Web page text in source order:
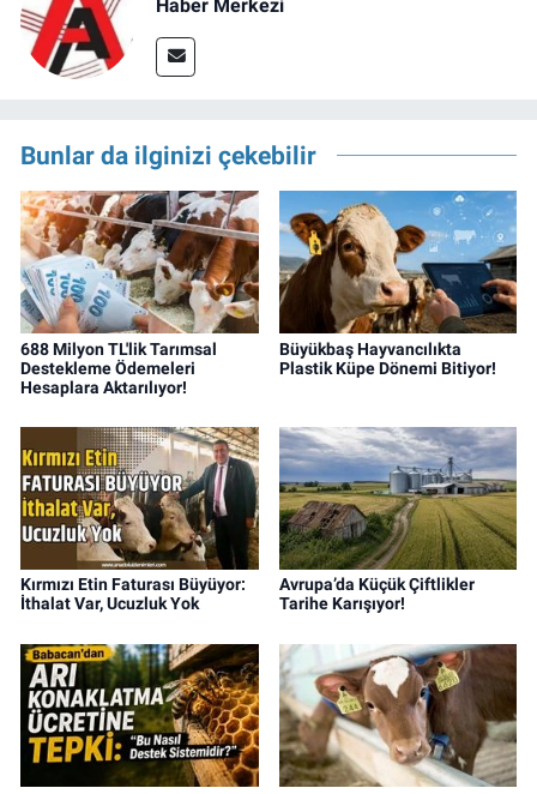
Haber Merkezi
Bunlar da ilginizi çekebilir
688 Milyon TL'lik Tarımsal
Destekleme Ödemeleri
Hesaplara Aktarılıyor!
Büyükbaş Hayvancılıkta
Plastik Küpe Dönemi Bitiyor!
Kırmızı Etin Faturası Büyüyor:
İthalat Var, Ucuzluk Yok
Avrupa’da Küçük Çiftlikler
Tarihe Karışıyor!